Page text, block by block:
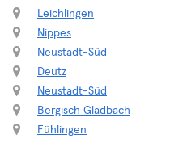
Leichlingen
Nippes
Neustadt-Süd
Deutz
Neustadt-Süd
Bergisch Gladbach
Fühlingen